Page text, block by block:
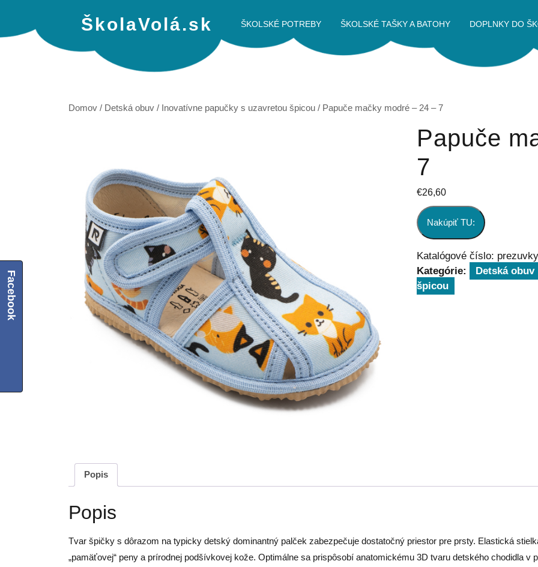
ŠkolaVolá.sk ŠKOLSKÉ POTREBY ŠKOLSKÉ TAŠKY A BATOHY DOPLNKY DO
Domov / Detská obuv / Inovatívne papučky s uzavretou špicou / Papuče mačky modré – 24 – 7
Papuče
7
€26,60
Nakúpiť TU:
Katalógové číslo:
Kategórie:
Detská obuv
špicou
Popis
Popis
Tvar špičky s dôrazom na typicky detský dominantný palček zabezpečuje dostatočný priestor pre prsty. Elastická
„pamäťovej“ peny a prírodnej podšívkovej kože. Optimálne sa prispôsobí anatomickému 3D tvaru detského chodidla v
Facebook